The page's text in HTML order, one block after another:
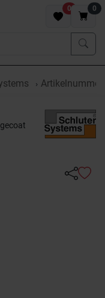
0 0
Artikelnummer